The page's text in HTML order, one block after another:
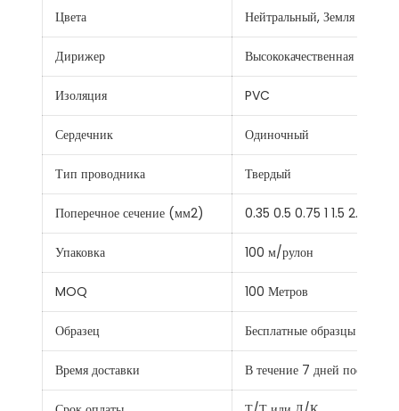
Цвета Нейтральный, Земля
Дирижер Высококачественная
Изоляция PVC
Сердечник Одиночный
Тип проводника Твердый
Поперечное сечение (мм2) 0.35 0.5 0.75 1 1.5 2.5 4 6
Упаковка 100 м/рулон
MOQ 100 Метров
Образец Бесплатные образцы
Время доставки В течение 7 дней после